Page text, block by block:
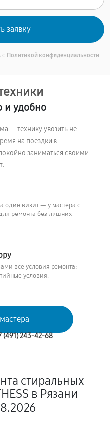
с Политикой конфиденциальности
и удобно
— технику увозить не
на поездки в
заниматься своими
(491) 243-42-68
один визит — у мастера с
ремонта без лишних
все условия ремонта:
условия.
стиральных
в Рязани